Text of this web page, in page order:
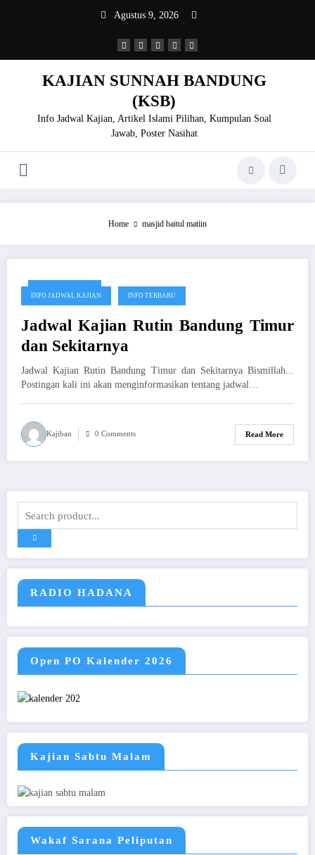
Agustus 9, 2026
KAJIAN SUNNAH BANDUNG
(KSB)
Info Jadwal Kajian, Artikel Islami Pilihan, Kumpulan Soal
Jawab, Poster Nasihat
Home masjid baitul matiin
Januari 18, 2020
INFO JADWAL KAJIAN INFO TERBARU
Jadwal Kajian Rutin Bandung Timur
dan Sekitarnya
Jadwal Kajian Rutin Bandung Timur dan Sekitarnya Bismillah...
Postingan kali ini akan menginformasikan tentang jadwal…
Kajiban 0 Comments Read More
RADIO HADANA
Open PO Kalender 2026
Kajian Sabtu Malam
Wakaf Sarana Peliputan